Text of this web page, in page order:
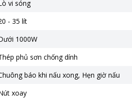
vi sóng
- 35 lít
1000W
phủ sơn chống dính
báo khi nấu xong, Hẹn giờ nấu
xoay